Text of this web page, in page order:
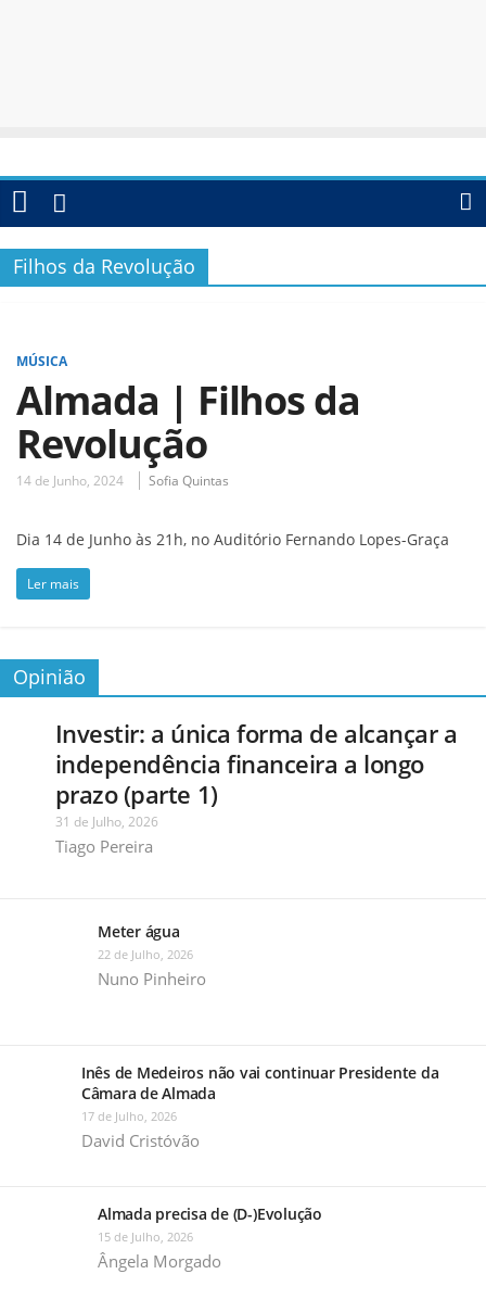
Filhos da Revolução
MÚSICA
Almada | Filhos da
Revolução
14 de Junho, 2024 Sofia Quintas
Dia 14 de Junho às 21h, no Auditório Fernando Lopes-Graça
Ler mais
Opinião
Investir: a única forma de alcançar a
independência financeira a longo
prazo (parte 1)
31 de Julho, 2026
Tiago Pereira
Meter água
22 de Julho, 2026
Nuno Pinheiro
Inês de Medeiros não vai continuar Presidente da
Câmara de Almada
17 de Julho, 2026
David Cristóvão
Almada precisa de (D-)Evolução
15 de Julho, 2026
Ângela Morgado